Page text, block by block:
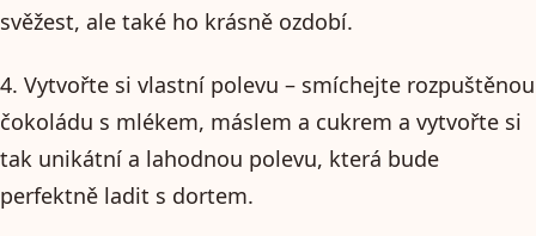
svěžest, ale také ho krásně ozdobí.
4. Vytvořte si vlastní polevu – smíchejte rozpuštěnou
čokoládu s mlékem, máslem a cukrem a vytvořte si
tak unikátní a lahodnou polevu, která bude
perfektně ladit s dortem.